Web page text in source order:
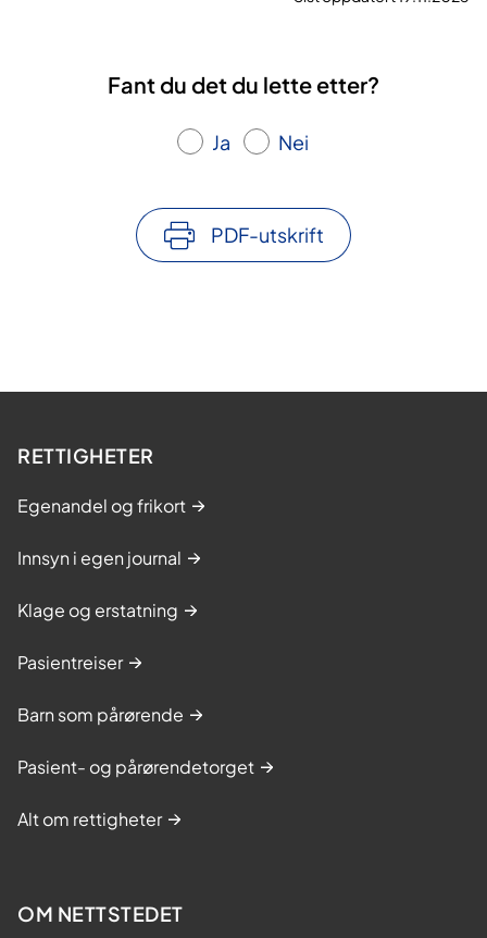
Fant du det du lette etter?
Ja Nei
PDF-utskrift
RETTIGHETER
Egenandel og frikort
Innsyn i egen journal
Klage og erstatning
Pasientreiser
Barn som pårørende
Pasient- og pårørendetorget
Alt om rettigheter
OM NETTSTEDET